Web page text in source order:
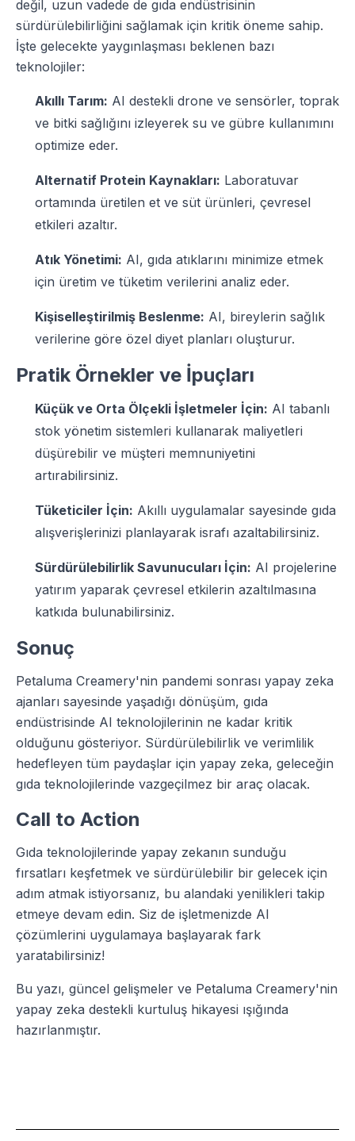
değil, uzun vadede de gıda endüstrisinin
sürdürülebilirliğini sağlamak için kritik öneme sahip.
İşte gelecekte yaygınlaşması beklenen bazı
teknolojiler:
Akıllı Tarım: AI destekli drone ve sensörler, toprak
ve bitki sağlığını izleyerek su ve gübre kullanımını
optimize eder.
Alternatif Protein Kaynakları: Laboratuvar
ortamında üretilen et ve süt ürünleri, çevresel
etkileri azaltır.
Atık Yönetimi: AI, gıda atıklarını minimize etmek
için üretim ve tüketim verilerini analiz eder.
Kişiselleştirilmiş Beslenme: AI, bireylerin sağlık
verilerine göre özel diyet planları oluşturur.
Pratik Örnekler ve İpuçları
Küçük ve Orta Ölçekli İşletmeler İçin: AI tabanlı
stok yönetim sistemleri kullanarak maliyetleri
düşürebilir ve müşteri memnuniyetini
artırabilirsiniz.
Tüketiciler İçin: Akıllı uygulamalar sayesinde gıda
alışverişlerinizi planlayarak israfı azaltabilirsiniz.
Sürdürülebilirlik Savunucuları İçin: AI projelerine
yatırım yaparak çevresel etkilerin azaltılmasına
katkıda bulunabilirsiniz.
Sonuç
Petaluma Creamery'nin pandemi sonrası yapay zeka
ajanları sayesinde yaşadığı dönüşüm, gıda
endüstrisinde AI teknolojilerinin ne kadar kritik
olduğunu gösteriyor. Sürdürülebilirlik ve verimlilik
hedefleyen tüm paydaşlar için yapay zeka, geleceğin
gıda teknolojilerinde vazgeçilmez bir araç olacak.
Call to Action
Gıda teknolojilerinde yapay zekanın sunduğu
fırsatları keşfetmek ve sürdürülebilir bir gelecek için
adım atmak istiyorsanız, bu alandaki yenilikleri takip
etmeye devam edin. Siz de işletmenizde AI
çözümlerini uygulamaya başlayarak fark
yaratabilirsiniz!
Bu yazı, güncel gelişmeler ve Petaluma Creamery'nin
yapay zeka destekli kurtuluş hikayesi ışığında
hazırlanmıştır.